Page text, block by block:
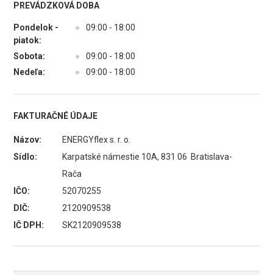
PREVÁDZKOVÁ DOBA
Pondelok -
piatok:
● 09:00 - 18:00
Sobota: ●
09:00 - 18:00
Nedeľa:
● 09:00 - 18:00
FAKTURAČNÉ ÚDAJE
Názov:
ENERGYflex s. r. o.
Sídlo:
Karpatské námestie 10A, 831 06 Bratislava-
Rača
IČO:
52070255
DIČ:
2120909538
IČ DPH:
SK2120909538